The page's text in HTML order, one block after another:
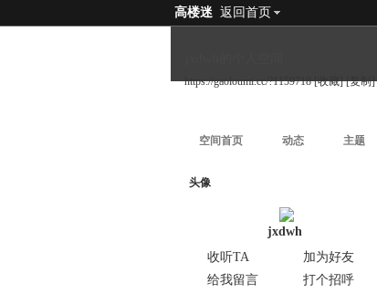
高楼迷 返回首页
https://gaoloumi.cc/?1159718 [收藏] [复制]
空间首页 动态 主题
头像
jxdwh
收听TA
加为好友
给我留言
打个招呼